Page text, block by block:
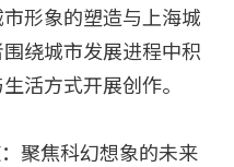
形象的塑造与上海城
绕城市发展进程中积
活方式开展创作。
焦科幻想象的未来